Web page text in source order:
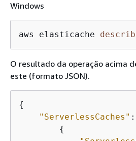
Windows
aws elasticache
O resultado da operação acima
este (formato JSON).
{
"ServerlessCaches"
{